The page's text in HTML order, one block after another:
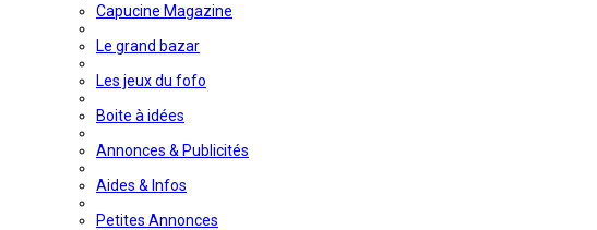
Capucine Magazine
Le grand bazar
Les jeux du fofo
Boite à idées
Annonces & Publicités
Aides & Infos
Petites Annonces